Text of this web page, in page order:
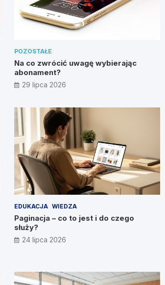
POZOSTAŁE
Na co zwrócić uwagę wybierając
abonament?
29 lipca 2026
EDUKACJA WIEDZA
Paginacja – co to jest i do czego
służy?
24 lipca 2026